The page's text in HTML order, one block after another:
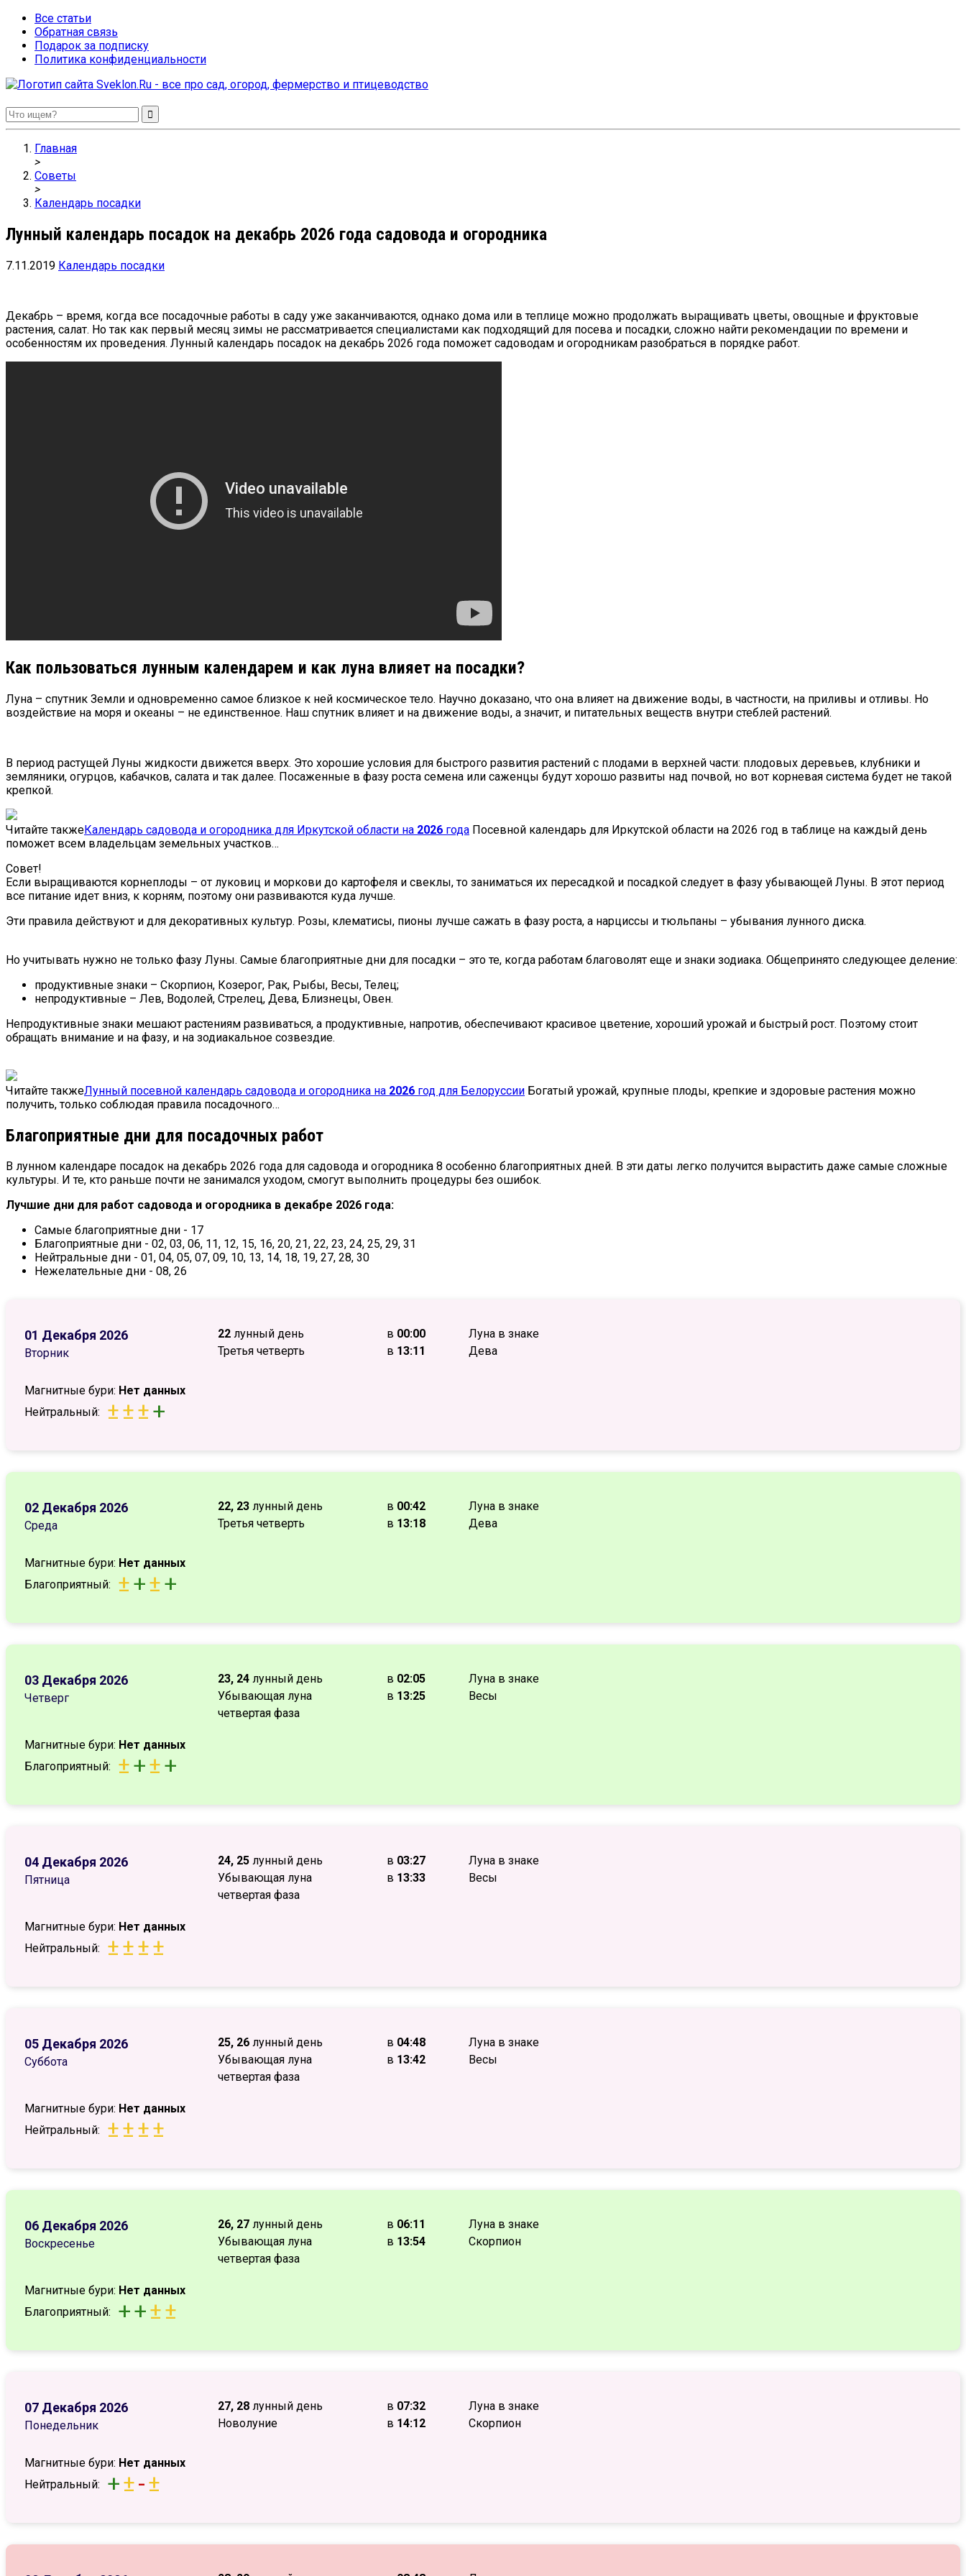
Все статьи
Обратная связь
Подарок за подписку
Политика конфиденциальности
Sveklon.Ru – все про сад, огород, фермерство и птицеводство
Главная
>
Советы
>
Календарь посадки
Лунный календарь посадок на декабрь 2026 года садовода и огородника
7.11.2019 Календарь посадки
Декабрь – время, когда все посадочные работы в саду уже заканчиваются, однако дома или в теплице можно продолжать выращивать цветы, овощные и фруктовые
растения, салат. Но так как первый месяц зимы не рассматривается специалистами как подходящий для посева и посадки, сложно найти рекомендации по времени и
особенностям их проведения. Лунный календарь посадок на декабрь 2026 года поможет садоводам и огородникам разобраться в порядке работ.
Как пользоваться лунным календарем и как луна влияет на посадки?
Луна – спутник Земли и одновременно самое близкое к ней космическое тело. Научно доказано, что она влияет на движение воды, в частности, на приливы и отливы. Но
воздействие на моря и океаны – не единственное. Наш спутник влияет и на движение воды, а значит, и питательных веществ внутри стеблей растений.
В период растущей Луны жидкости движется вверх. Это хорошие условия для быстрого развития растений с плодами в верхней части: плодовых деревьев, клубники и
земляники, огурцов, кабачков, салата и так далее. Посаженные в фазу роста семена или саженцы будут хорошо развиты над почвой, но вот корневая система будет не такой
крепкой.
Читайте такжеКалендарь садовода и огородника для Иркутской области на 2026 года Посевной календарь для Иркутской области на 2026 год в таблице на каждый день
поможет всем владельцам земельных участков…
Совет!
Если выращиваются корнеплоды – от луковиц и моркови до картофеля и свеклы, то заниматься их пересадкой и посадкой следует в фазу убывающей Луны. В этот период
все питание идет вниз, к корням, поэтому они развиваются куда лучше.
Эти правила действуют и для декоративных культур. Розы, клематисы, пионы лучше сажать в фазу роста, а нарциссы и тюльпаны – убывания лунного диска.
Но учитывать нужно не только фазу Луны. Самые благоприятные дни для посадки – это те, когда работам благоволят еще и знаки зодиака. Общепринято следующее деление:
продуктивные знаки – Скорпион, Козерог, Рак, Рыбы, Весы, Телец;
непродуктивные – Лев, Водолей, Стрелец, Дева, Близнецы, Овен.
Непродуктивные знаки мешают растениям развиваться, а продуктивные, напротив, обеспечивают красивое цветение, хороший урожай и быстрый рост. Поэтому стоит
обращать внимание и на фазу, и на зодиакальное созвездие.
Читайте такжеЛунный посевной календарь садовода и огородника на 2026 год для Белоруссии Богатый урожай, крупные плоды, крепкие и здоровые растения можно
получить, только соблюдая правила посадочного…
Благоприятные дни для посадочных работ
В лунном календаре посадок на декабрь 2026 года для садовода и огородника 8 особенно благоприятных дней. В эти даты легко получится вырастить даже самые сложные
культуры. И те, кто раньше почти не занимался уходом, смогут выполнить процедуры без ошибок.
Лучшие дни для работ садовода и огородника в декабре 2026 года:
Самые благоприятные дни - 17
Благоприятные дни - 02, 03, 06, 11, 12, 15, 16, 20, 21, 22, 23, 24, 25, 29, 31
Нейтральные дни - 01, 04, 05, 07, 09, 10, 13, 14, 18, 19, 27, 28, 30
Нежелательные дни - 08, 26
01 Декабря 2026
Вторник
22 лунный день
Третья четверть
в 00:00
в 13:11
Луна в знаке
Дева
Магнитные бури: Нет данных
Нейтральный:
±±±+
02 Декабря 2026
Среда
22, 23 лунный день
Третья четверть
в 00:42
в 13:18
Луна в знаке
Дева
Магнитные бури: Нет данных
Благоприятный:
±+±+
03 Декабря 2026
Четверг
23, 24 лунный день
Убывающая луна
четвертая фаза
в 02:05
в 13:25
Луна в знаке
Весы
Магнитные бури: Нет данных
Благоприятный:
±+±+
04 Декабря 2026
Пятница
24, 25 лунный день
Убывающая луна
четвертая фаза
в 03:27
в 13:33
Луна в знаке
Весы
Магнитные бури: Нет данных
Нейтральный:
±±±±
05 Декабря 2026
Суббота
25, 26 лунный день
Убывающая луна
четвертая фаза
в 04:48
в 13:42
Луна в знаке
Весы
Магнитные бури: Нет данных
Нейтральный:
±±±±
06 Декабря 2026
Воскресенье
26, 27 лунный день
Убывающая луна
четвертая фаза
в 06:11
в 13:54
Луна в знаке
Скорпион
Магнитные бури: Нет данных
Благоприятный:
++±±
07 Декабря 2026
Понедельник
27, 28 лунный день
Новолуние
в 07:32
в 14:12
Луна в знаке
Скорпион
Магнитные бури: Нет данных
Нейтральный:
+±-±